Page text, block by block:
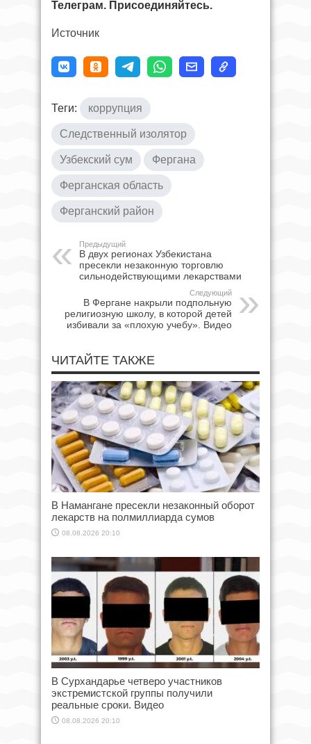
Телеграм. Присоединяйтесь.
Источник
Теги: коррупция
Следственный изолятор
Узбекский сум Фергана
Ферганская область
Ферганский район
Предыдущий
В двух регионах Узбекистана
пресекли незаконную торговлю
сильнодействующими лекарствами
Следующий
В Фергане накрыли подпольную
религиозную школу, в которой детей
избивали за «плохую учебу». Видео
ЧИТАЙТЕ ТАКЖЕ
В Намангане пресекли незаконный оборот
лекарств на полмиллиарда сумов
08.08.2026 20:10
В Сурхандарье четверо участников
экстремистской группы получили
реальные сроки. Видео
08.08.2026 20:10